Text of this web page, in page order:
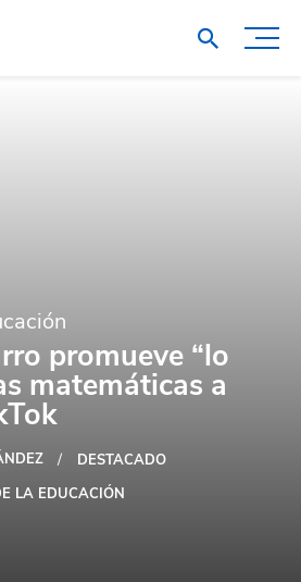
promueve “lo
matemáticas a
DESTACADO
LA EDUCACIÓN